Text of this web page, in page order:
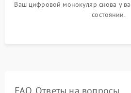
Ваш цифровой монокуляр снова у
состоянии.